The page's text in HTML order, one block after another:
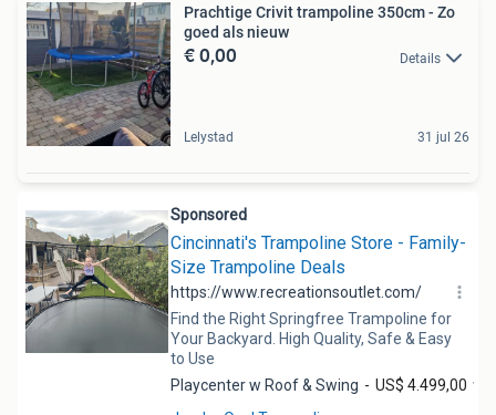
Prachtige Crivit trampoline 350cm - Zo
goed als nieuw
€ 0,00 Details
Lelystad 31 jul 26